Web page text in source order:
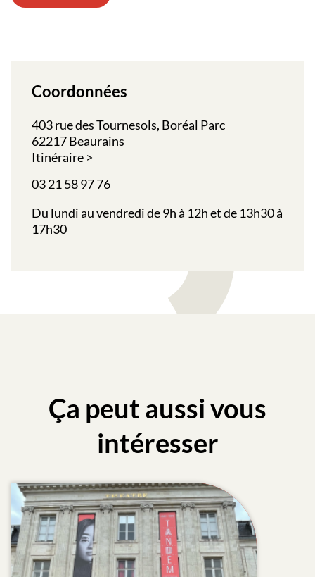
Coordonnées
403 rue des Tournesols, Boréal Parc
62217 Beaurains
Itinéraire
03 21 58 97 76
Du lundi au vendredi de 9h à 12h et de 13h30 à
17h30
Ça peut aussi vous
intéresser